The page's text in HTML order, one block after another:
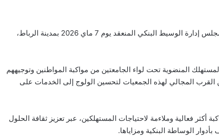
وجرى توقيع الاتفاقيتين على هامش اجتماع مجلس إدارة الوسيط البنكي المنعقد يوم 7 ماي 2026 بمدينة الرباط،
المنضوية تحت لواء الجامعتين من مواكبة المواطنين وتوجيههم
القرب المجالي لهذه الجمعيات لتحسين الولوج إلى الخدمات على
أكثر فعالية وملاءمة لاحتياجات المستهلكين، عبر تعزيز ثقافة الحلول
الوساطة البنكية ومزاياها.